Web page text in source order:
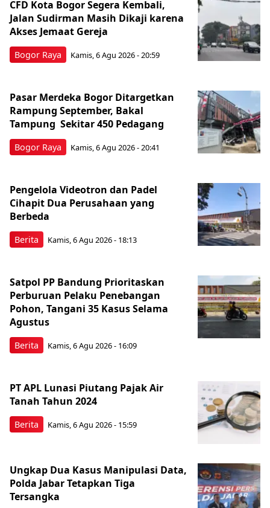
Bogor Raya
CFD Kota Bogor Segera Kembali,
Jalan Sudirman Masih Dikaji karena
Akses Jemaat Gereja
Kamis, 6 Agu 2026 - 20:59
Bogor Raya
Pasar Merdeka Bogor Ditargetkan
Rampung September, Bakal
Tampung Sekitar 450 Pedagang
Kamis, 6 Agu 2026 - 20:41
Berita
Pengelola Videotron dan Padel
Cihapit Dua Perusahaan yang
Berbeda
Kamis, 6 Agu 2026 - 18:13
Berita
Satpol PP Bandung Prioritaskan
Perburuan Pelaku Penebangan
Pohon, Tangani 35 Kasus Selama
Agustus
Kamis, 6 Agu 2026 - 16:09
Berita
PT APL Lunasi Piutang Pajak Air
Tanah Tahun 2024
Kamis, 6 Agu 2026 - 15:59
Ungkap Dua Kasus Manipulasi Data,
Polda Jabar Tetapkan Tiga
Tersangka